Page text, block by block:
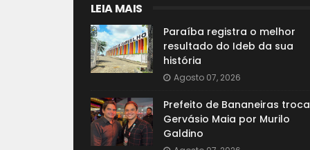
LEIA MAIS
Paraíba registra o melhor
resultado do Ideb da sua
história
Agosto 07, 2026
Prefeito de Bananeiras troca
Gervásio Maia por Murilo
Galdino